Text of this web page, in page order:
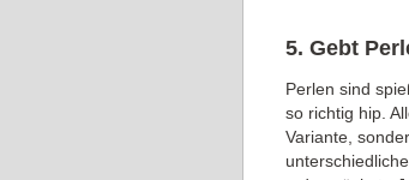
5. Gebt
Perlen sind
so richtig hip.
Variante,